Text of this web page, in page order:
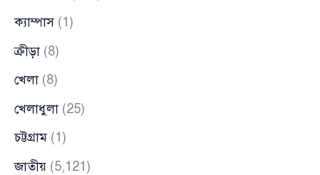
ক্যাম্পাস(1)
ক্রীড়া (8)
খেলা (8)
খেলাধুলা (25)
চট্টগ্রাম (1)
জাতীয় (5,121)